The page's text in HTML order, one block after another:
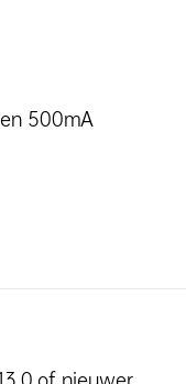
500mA
of nieuwer.